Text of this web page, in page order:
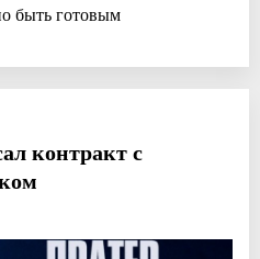
быть готовым
контракт с